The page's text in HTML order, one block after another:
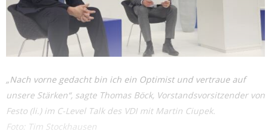
„Nach vorne gedacht bin ich ein Optimist und vertraue auf
unsere Stärken“, sagte Thomas Böck, Vorstandsvorsitzender von
Festo (li.) im C-Level Talk des VDI mit Martin Ciupek.
Foto: Tim Stockhausen